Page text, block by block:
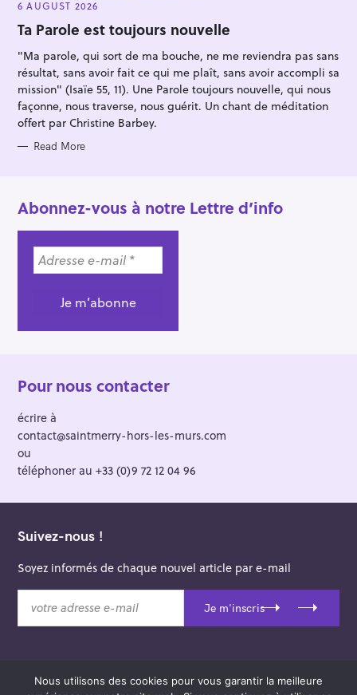
E
O
R
E
6 AUGUST 2026
Ta Parole est toujours nouvelle
"Ma parole, qui sort de ma bouche, ne me reviendra pas sans
résultat, sans avoir fait ce qui me plaît, sans avoir accompli sa
mission" (Isaïe 55, 11). Une Parole toujours nouvelle, qui nous
façonne, nous traverse, nous guérit. Un chant de méditation
offert par Christine Barbey.
Read More
Abonnez-vous à notre Lettre d’info
Pour nous contacter
écrire à
contact@saintmerry-hors-les-murs.com
ou
téléphoner au +33 (0)9 72 12 04 96
Suivez-nous !
Soyez informés de chaque nouvel article par e-mail
t
Je m'inscris
Nous utilisons des cookies pour vous garantir la meilleure